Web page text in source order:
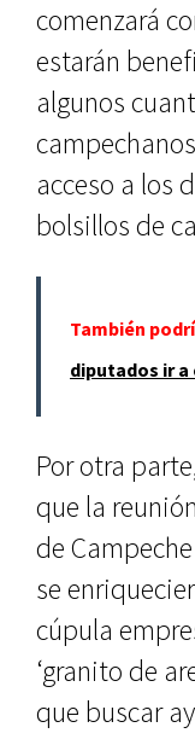
comenzará
estarán
algunos
acceso a los
bolsillos de
También
diputados ir
Por otra
que la
de
se
cúpula
‘granito de
que buscar